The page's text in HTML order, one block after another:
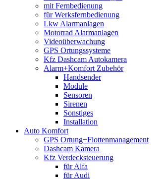
mit Fernbedienung
für Werksfernbedienung
Lkw Alarmanlagen
Motorrad Alarmanlagen
Videoüberwachung
GPS Ortungssysteme
Kfz Dashcam Autokamera
Alarm+Komfort Zubehör
Handsender
Module
Sensoren
Sirenen
Sonstiges
Installation
Auto Komfort
GPS Ortung+Flottenmanagement
Dashcam Kamera
Kfz Verdecksteuerung
für Alfa
für Audi